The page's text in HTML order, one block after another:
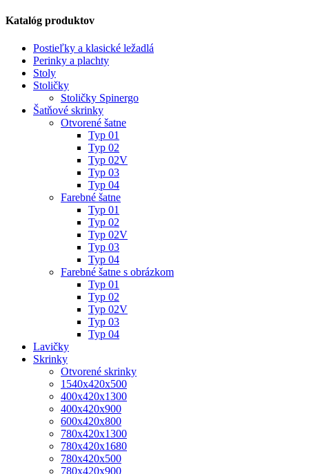
Katalóg produktov
Postieľky a klasické ležadlá
Perinky a plachty
Stoly
Stoličky
Stoličky Spinergo
Šatňové skrinky
Otvorené šatne
Typ 01
Typ 02
Typ 02V
Typ 03
Typ 04
Farebné šatne
Typ 01
Typ 02
Typ 02V
Typ 03
Typ 04
Farebné šatne s obrázkom
Typ 01
Typ 02
Typ 02V
Typ 03
Typ 04
Lavičky
Skrinky
Otvorené skrinky
1540x420x500
400x420x1300
400x420x900
600x420x800
780x420x1300
780x420x1680
780x420x500
780x420x900